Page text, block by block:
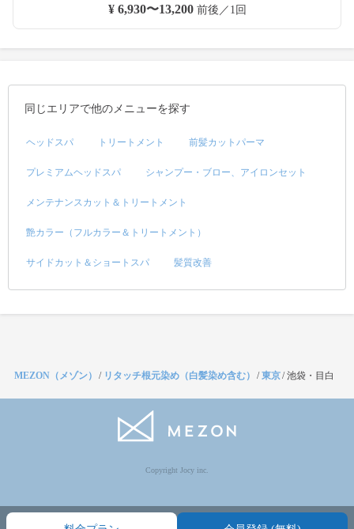
¥ 6,930〜13,200前後／1回
同じエリアで他のメニューを探す
ヘッドスパ トリートメント 前髪カットパーマ
プレミアムヘッドスパ シャンプー・ブロー、アイロンセット
メンテナンスカット＆トリートメント
艶カラー（フルカラー＆トリートメント）
サイドカット＆ショートスパ 髪質改善
MEZON（メゾン） / リタッチ根元染め（白髪染め含む） /東京/池袋・目白
Copyright Jocy inc.